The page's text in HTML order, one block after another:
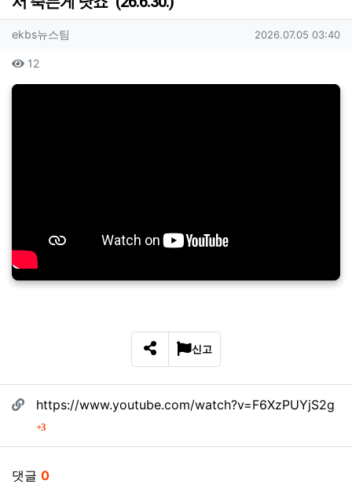
작성자 정보
ekbs뉴스팀 작성일
2026.07.05 03:40
컨텐츠 정보
12조회
본문
SNS 공유
신고
관련자료
https://www.youtube.com/watch?v=F6XzPUYjS2g
3회 연결
댓글 0